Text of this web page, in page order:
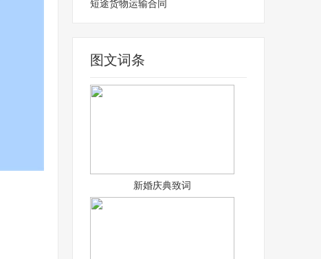
短途货物运输合同
图文词条
新婚庆典致词